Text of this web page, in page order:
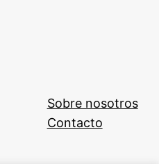
Sobre nosotros
Contacto